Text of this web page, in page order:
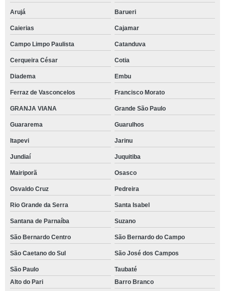
Arujá Barueri
Caierias Cajamar
Campo Limpo Paulista Catanduva
Cerqueira César Cotia
Diadema Embu
Ferraz de Vasconcelos Francisco Morato
GRANJA VIANA Grande São Paulo
Guararema Guarulhos
Itapevi Jarinu
Jundiaí Juquitiba
Mairiporã Osasco
Osvaldo Cruz Pedreira
Rio Grande da Serra Santa Isabel
Santana de Parnaíba Suzano
São Bernardo Centro São Bernardo do Campo
São Caetano do Sul São José dos Campos
São Paulo
Taubaté
Alto do Pari
Barro Branco